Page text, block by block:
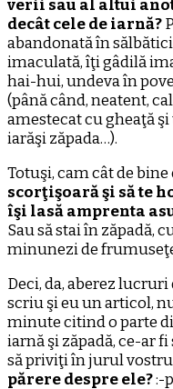
verii sau al altui
decât cele de iarnă?
abandonată în
imaculată, îţi gâdilă
hai-hui, undeva în
(până când, neatent,
amestecat cu gheaţă
iarăşi zăpada…).
Totuşi, cam cât de bine
scorţişoară şi să te
îşi lasă amprenta
Sau să stai în zăpadă,
minunezi de
Deci, da, aberez
scriu şi eu un articol,
minute citind o parte
iarnă şi zăpadă, ce-ar
să priviţi în jurul
părere despre ele?:-p